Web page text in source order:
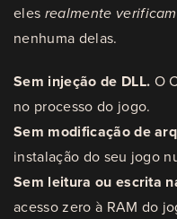
eles realmente verificam
nenhuma delas.
Sem injeção de DLL. O
no processo do jogo.
Sem modificação de
instalação do seu jogo
Sem leitura ou escrita
acesso zero à RAM do